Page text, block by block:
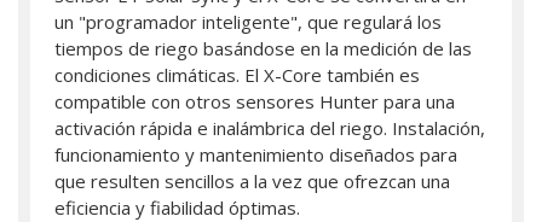
un "programador inteligente", que regulará los
tiempos de riego basándose en la medición de las
condiciones climáticas. El X-Core también es
compatible con otros sensores Hunter para una
activación rápida e inalámbrica del riego. Instalación,
funcionamiento y mantenimiento diseñados para
que resulten sencillos a la vez que ofrezcan una
eficiencia y fiabilidad óptimas.